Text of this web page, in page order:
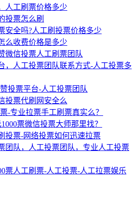
人工刷票价格多少
投票怎么刷
安全吗?人工刷投票价格多少
么收费价格是多少
微信投票人工刷票团队
，人工投票团队联系方式-人工投票多
投票平台-人工投票团队
投票代刷网安全么
-专业拉票手工刷票真实么？
票微信投票大师那里找？
投票-网络投票如何迅速拉票
团队，人工投票团队，专业人工投票
票人工刷票-人工投票-人工拉票娱乐